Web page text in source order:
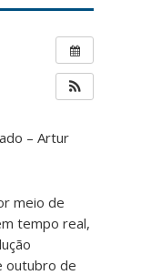
– Artur
meio de
tempo real,
outubro de